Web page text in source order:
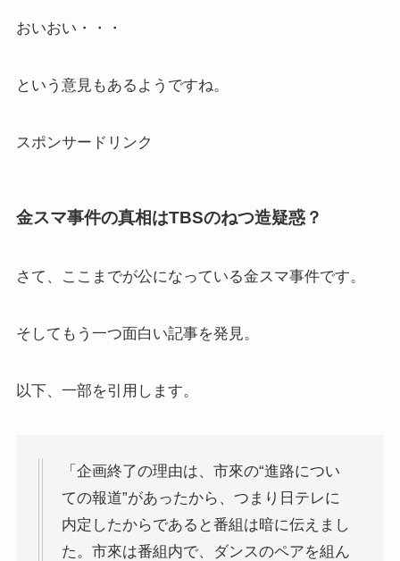
おいおい・・・
という意見もあるようですね。
スポンサードリンク
金スマ事件の真相はTBSのねつ造疑惑？
さて、ここまでが公になっている金スマ事件です。
そしてもう一つ面白い記事を発見。
以下、一部を引用します。
「企画終了の理由は、市來の“進路につい
ての報道”があったから、つまり日テレに
内定したからであると番組は暗に伝えまし
た。市來は番組内で、ダンスのペアを組ん